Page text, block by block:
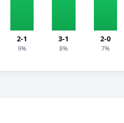
2-1
9%
3-1
8%
2-0
7%